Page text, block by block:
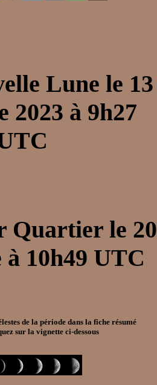
Lune le 13
2023 à 9h27
Quartier le 20
à 10h49 UTC
de la période dans la fiche résumé
sur la vignette ci-dessous